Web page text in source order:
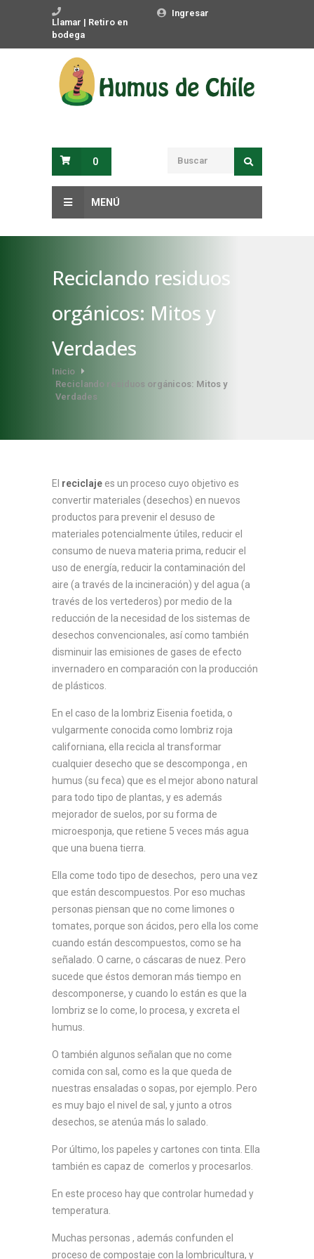
Llamar | Retiro en
bodega
Ingresar
0
MENÚ
Reciclando residuos
orgánicos: Mitos y
Verdades
Inicio
Reciclando residuos orgánicos: Mitos y
Verdades
El reciclaje es un proceso cuyo objetivo es
convertir materiales (desechos) en nuevos
productos para prevenir el desuso de
materiales potencialmente útiles, reducir el
consumo de nueva materia prima, reducir el
uso de energía, reducir la contaminación del
aire (a través de la incineración) y del agua (a
través de los vertederos) por medio de la
reducción de la necesidad de los sistemas de
desechos convencionales, así como también
disminuir las emisiones de gases de efecto
invernadero en comparación con la producción
de plásticos.
En el caso de la lombriz Eisenia foetida, o
vulgarmente conocida como lombriz roja
californiana, ella recicla al transformar
cualquier desecho que se descomponga , en
humus (su feca) que es el mejor abono natural
para todo tipo de plantas, y es además
mejorador de suelos, por su forma de
microesponja, que retiene 5 veces más agua
que una buena tierra.
Ella come todo tipo de desechos, pero una vez
que están descompuestos. Por eso muchas
personas piensan que no come limones o
tomates, porque son ácidos, pero ella los come
cuando están descompuestos, como se ha
señalado. O carne, o cáscaras de nuez. Pero
sucede que éstos demoran más tiempo en
descomponerse, y cuando lo están es que la
lombriz se lo come, lo procesa, y excreta el
humus.
O también algunos señalan que no come
comida con sal, como es la que queda de
nuestras ensaladas o sopas, por ejemplo. Pero
es muy bajo el nivel de sal, y junto a otros
desechos, se atenúa más lo salado.
Por último, los papeles y cartones con tinta. Ella
también es capaz de comerlos y procesarlos.
En este proceso hay que controlar humedad y
temperatura.
Muchas personas , además confunden el
proceso de compostaje con la lombricultura, y